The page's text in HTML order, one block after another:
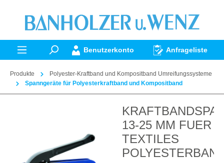
springen
Benutzerkonto Anfrageliste
Produkte
Polyester-Kraftband und Kompositband Umreifungssysteme
Spanngeräte für Polyesterkraftband und Kompositband
13-25 MM FUER
TEXTILES